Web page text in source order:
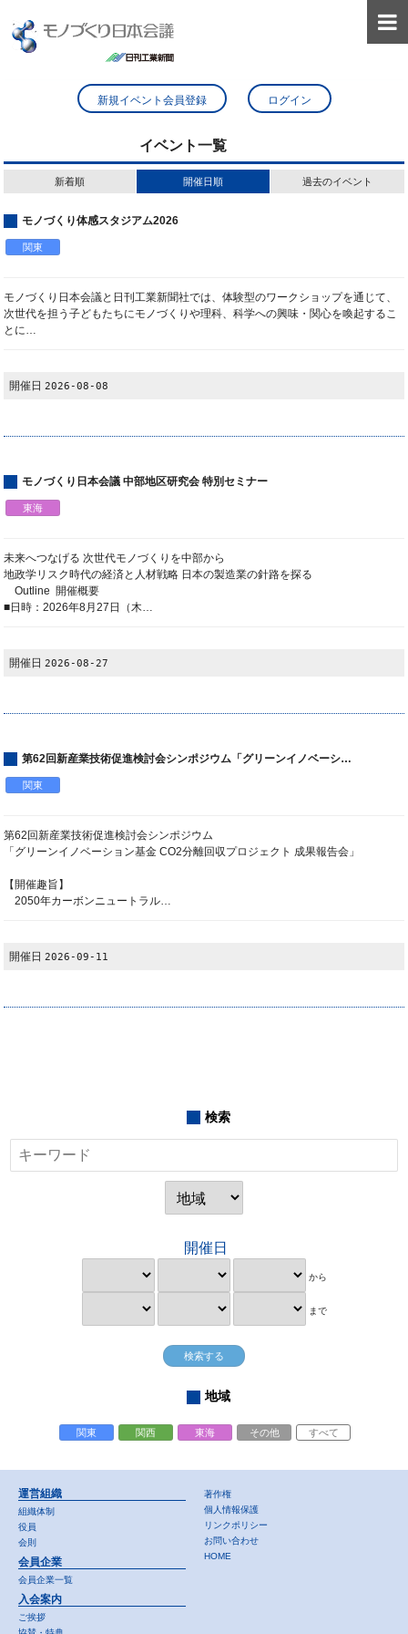

新規イベント会員登録 ログイン
イベント一覧
新着順 開催日順 過去のイベント
モノづくり体感スタジアム2026
関東
モノづくり日本会議と日刊工業新聞社では、体験型のワークショップを通じて、
次世代を担う子どもたちにモノづくりや理科、科学への興味・関心を喚起するこ
とに…
開催日 2026-08-08
モノづくり日本会議 中部地区研究会 特別セミナー
東海
未来へつなげる 次世代モノづくりを中部から
地政学リスク時代の経済と人材戦略 日本の製造業の針路を探る
Outline 開催概要
■日時：2026年8月27日（木…
開催日 2026-08-27
第62回新産業技術促進検討会シンポジウム「グリーンイノベーシ…
関東
第62回新産業技術促進検討会シンポジウム
「グリーンイノベーション基金 CO2分離回収プロジェクト 成果報告会」
【開催趣旨】
2050年カーボンニュートラル…
開催日 2026-09-11
検索
開催日
から
まで
地域
関東 関西 東海 その他 すべて
運営組織
組織体制
役員
会則
会員企業
会員企業一覧
入会案内
ご挨拶
著作権
個人情報保護
リンクポリシー
お問い合わせ
HOME